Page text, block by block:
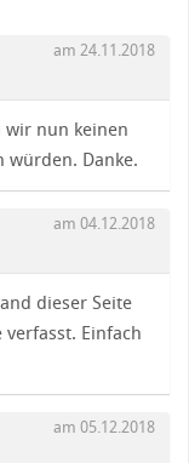
am 24.11.2018
wir nun keinen
würden. Danke.
am 04.12.2018
dieser Seite
verfasst. Einfach
am 05.12.2018